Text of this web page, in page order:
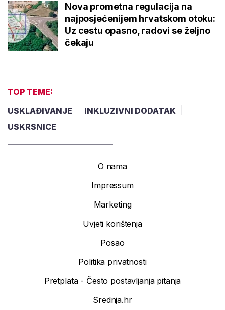
Nova prometna regulacija na
najposjećenijem hrvatskom otoku:
Uz cestu opasno, radovi se željno
čekaju
TOP TEME:
USKLAĐIVANJE
INKLUZIVNI DODATAK
USKRSNICE
O nama
Impressum
Marketing
Uvjeti korištenja
Posao
Politika privatnosti
Pretplata - Često postavljanja pitanja
Srednja.hr